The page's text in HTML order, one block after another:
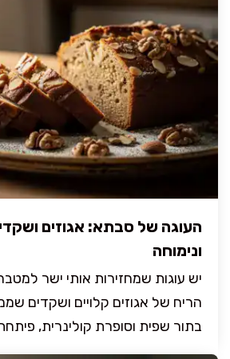
העוגה של סבתא: אגוזים
ונימוחה
יש עוגות שמחזירות אותי ישר
הריח של אגוזים קלויים ושקדים
בתור שפית וסופרת קולינרית,